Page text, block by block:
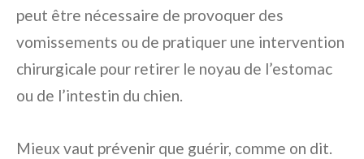
peut être nécessaire de provoquer des
vomissements ou de pratiquer une intervention
chirurgicale pour retirer le noyau de l’estomac
ou de l’intestin du chien.
Mieux vaut prévenir que guérir, comme on dit.